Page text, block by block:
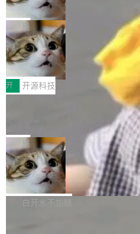
（<a href="https://
bug.cgi?id=204...
orkers 跑了十年 Isolate。用
nce 的话说：「我们一生都在用
码，而 AI Agent 不需要容器，它
late。」 容器为什么不合适 容器的
和销毁都太重了。一个 Agent 要
只需要几毫秒的 CPU 时间，但容
就绪要花数秒。如果未来有十...
诉讼，称“Apple is getting
g”
上个月，苹果一纸诉状把 OpenAI
控其挖角苹果前员工并窃取商业秘
状把 OpenAI 描述成一个系统性地
人、套取机密信息的对手。
函，也没选择庭外沉默。它在官网
文，标题只有六个字：Apple is
ng。 然后，它把邮件往来和
录全贴了出来。 他发错人了 苹果
iel Gross 来自 Weil 律所，2 月
给 OpenAI 总法律顾问 Che
件，附了一封长信，要求 OpenAI
果员工带走机密信...
局
HUAWEI MatePad Edge上架
ddy鸿蒙PC版，说话就能干活
搭子
全能AI工作台WorkBuddy鸿蒙PC
I MatePad Edge应用市场，直接
用，与鸿蒙电脑上的体验一致。值
这是目前市面上唯一支持平板接
C版的产品，搭载“人机双写”重
你的，AI写AI的，同屏协作互不干
AI帮你干活，现在开启全新体验！
体验WorkBuddy鸿蒙PC版前，请
atePad Edge 升级至
P9 patch03及以上版本。 *升级路
开 开源科技
FFmpeg 9.0 发布：代号“Lei”
全球知名开源多媒体框架
布了 9.0 版本。这个版本除了带来
处理能力和硬件加速支持之外，还
处：FFmpeg 9.0 的代号是“Lei”。
来自中国开发者雷霄骅（Lei
很多中国音视频开发者而言，这个
局
亚马逊成本失控：AI 写代码烧
万元，超预算 860%
外媒近日曝光了亚马逊的多份内部
导致公司在多个项目上超支。《金
白开水不加糖